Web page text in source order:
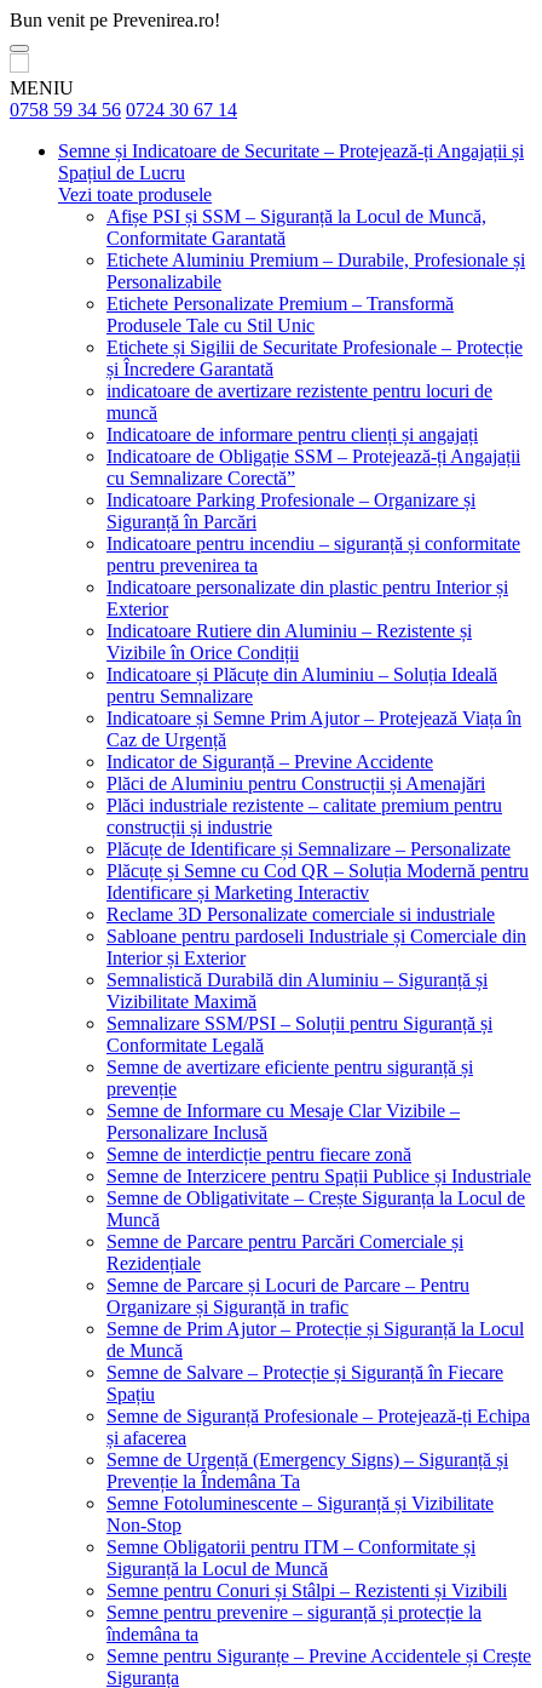
Bun venit pe Prevenirea.ro!
MENIU
0758 59 34 56 0724 30 67 14
Semne și Indicatoare de Securitate – Protejează-ți Angajații și
Spațiul de Lucru
Vezi toate produsele
Afișe PSI și SSM – Siguranță la Locul de Muncă,
Conformitate Garantată
Etichete Aluminiu Premium – Durabile, Profesionale și
Personalizabile
Etichete Personalizate Premium – Transformă
Produsele Tale cu Stil Unic
Etichete și Sigilii de Securitate Profesionale – Protecție
și Încredere Garantată
indicatoare de avertizare rezistente pentru locuri de
muncă
Indicatoare de informare pentru clienți și angajați
Indicatoare de Obligație SSM – Protejează-ți Angajații
cu Semnalizare Corectă”
Indicatoare Parking Profesionale – Organizare și
Siguranță în Parcări
Indicatoare pentru incendiu – siguranță și conformitate
pentru prevenirea ta
Indicatoare personalizate din plastic pentru Interior și
Exterior
Indicatoare Rutiere din Aluminiu – Rezistente și
Vizibile în Orice Condiții
Indicatoare și Plăcuțe din Aluminiu – Soluția Ideală
pentru Semnalizare
Indicatoare și Semne Prim Ajutor – Protejează Viața în
Caz de Urgență
Indicator de Siguranță – Previne Accidente
Plăci de Aluminiu pentru Construcții și Amenajări
Plăci industriale rezistente – calitate premium pentru
construcții și industrie
Plăcuțe de Identificare și Semnalizare – Personalizate
Plăcuțe și Semne cu Cod QR – Soluția Modernă pentru
Identificare și Marketing Interactiv
Reclame 3D Personalizate comerciale si industriale
Sabloane pentru pardoseli Industriale și Comerciale din
Interior și Exterior
Semnalistică Durabilă din Aluminiu – Siguranță și
Vizibilitate Maximă
Semnalizare SSM/PSI – Soluții pentru Siguranță și
Conformitate Legală
Semne de avertizare eficiente pentru siguranță și
prevenție
Semne de Informare cu Mesaje Clar Vizibile –
Personalizare Inclusă
Semne de interdicție pentru fiecare zonă
Semne de Interzicere pentru Spații Publice și Industriale
Semne de Obligativitate – Crește Siguranța la Locul de
Muncă
Semne de Parcare pentru Parcări Comerciale și
Rezidențiale
Semne de Parcare și Locuri de Parcare – Pentru
Organizare și Siguranță in trafic
Semne de Prim Ajutor – Protecție și Siguranță la Locul
de Muncă
Semne de Salvare – Protecție și Siguranță în Fiecare
Spațiu
Semne de Siguranță Profesionale – Protejează-ți Echipa
și afacerea
Semne de Urgență (Emergency Signs) – Siguranță și
Prevenție la Îndemâna Ta
Semne Fotoluminescente – Siguranță și Vizibilitate
Non-Stop
Semne Obligatorii pentru ITM – Conformitate și
Siguranță la Locul de Muncă
Semne pentru Conuri și Stâlpi – Rezistenti și Vizibili
Semne pentru prevenire – siguranță și protecție la
îndemâna ta
Semne pentru Siguranțe – Previne Accidentele și Crește
Siguranța